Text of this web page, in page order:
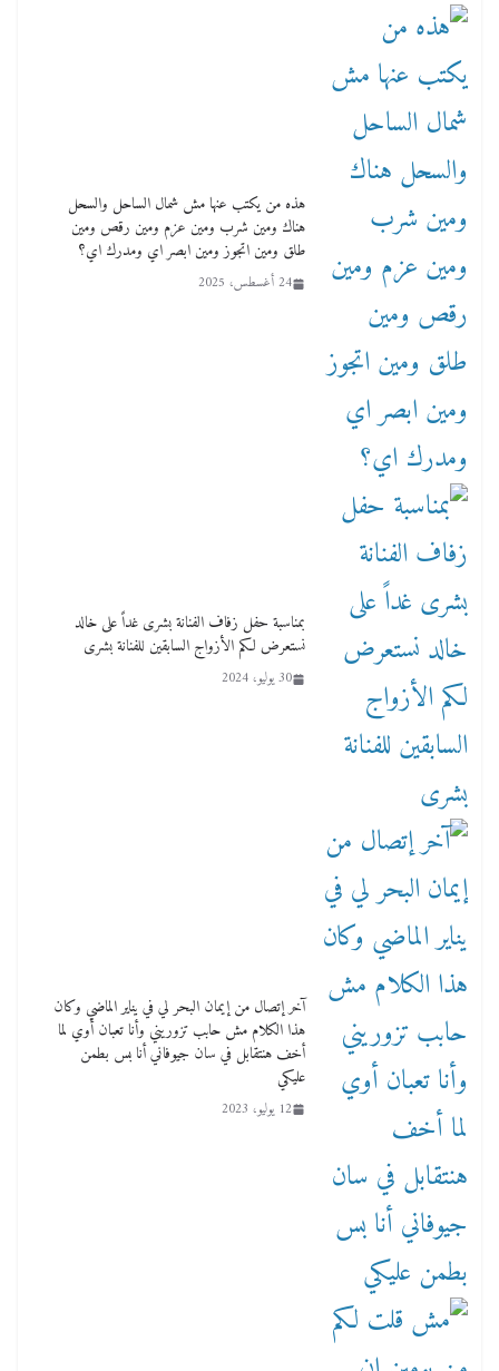
هذه من يكتب عنها مش شمال الساحل والسحل
هناك ومين شرب ومين عزم ومين رقص ومين
طلق ومين اتجوز ومين ابصر اي ومدرك اي؟
24 أغسطس، 2025
بمناسبة حفل زفاف الفنانة بشرى غداً على خالد
نستعرض لكم الأزواج السابقين للفنانة بشرى
30 يوليو، 2024
آخر إتصال من إيمان البحر لي في يناير الماضي وكان
هذا الكلام مش حابب تزوريني وأنا تعبان أوي لما
أخف هنتقابل في سان جيوفاني أنا بس بطمن
عليكي
12 يوليو، 2023